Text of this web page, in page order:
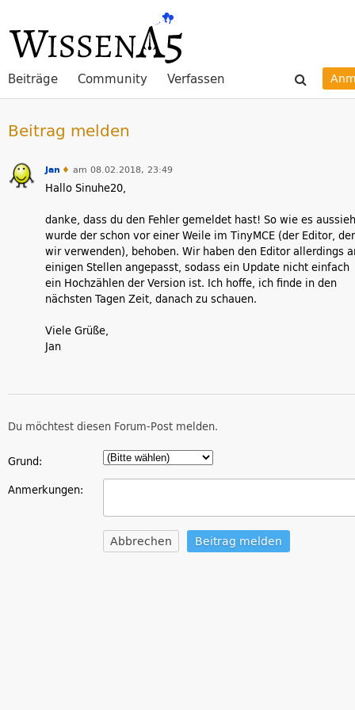
Beiträge Community Verfassen
Beitrag melden
Jan ♦ am 08.02.2018, 23:49
Hallo Sinuhe20,
danke, dass du den Fehler gemeldet hast! So wie es
wurde der schon vor einer Weile im TinyMCE (der Editor,
wir verwenden), behoben. Wir haben den Editor allerdings
einigen Stellen angepasst, sodass ein Update nicht einfach
ein Hochzählen der Version ist. Ich hoffe, ich finde in den
nächsten Tagen Zeit, danach zu schauen.
Viele Grüße,
Jan
Du möchtest diesen Forum-Post melden.
Grund:
Anmerkungen:
Abbrechen